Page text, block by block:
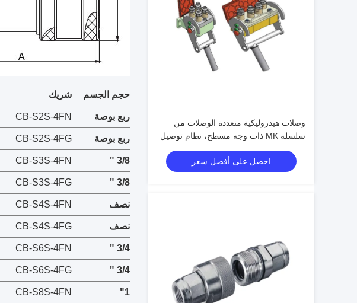
وصلات هيدروليكية متعددة الوصلات من
سلسلة MK ذات وجه مسطح، نظام توصيل
سريع بقفل الكامة وفقًا لمعيار ISO
احصل على أفضل سعر
حجم الجسم شريك
ربع بوصة CB-S2S-4FN
ربع بوصة CB-S2S-4FG
3/8 "
CB-S3S-4FN
3/8 "
CB-S3S-4FG
نصف CB-S4S-4FN
نصف CB-S4S-4FG
3/4 "
CB-S6S-4FN
3/4 "
CB-S6S-4FG
1"
CB-S8S-4FN